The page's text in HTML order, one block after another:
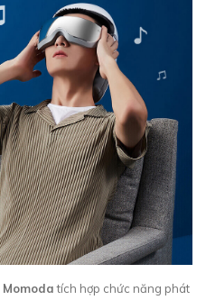
Momodatích hợp chức năng phát